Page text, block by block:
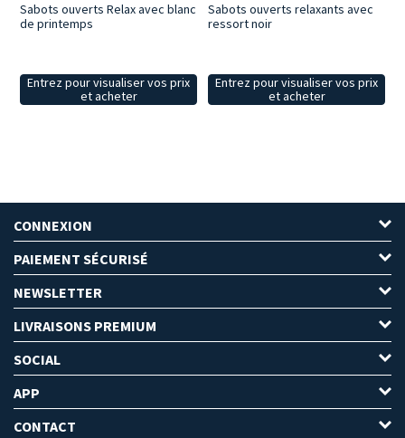
Sabots ouverts Relax avec blanc
de printemps
Entrez pour visualiser vos prix
et acheter
Sabots ouverts relaxants avec
ressort noir
Entrez pour visualiser vos prix
et acheter
CONNEXION
PAIEMENT SÉCURISÉ
NEWSLETTER
LIVRAISONS PREMIUM
SOCIAL
APP
CONTACT